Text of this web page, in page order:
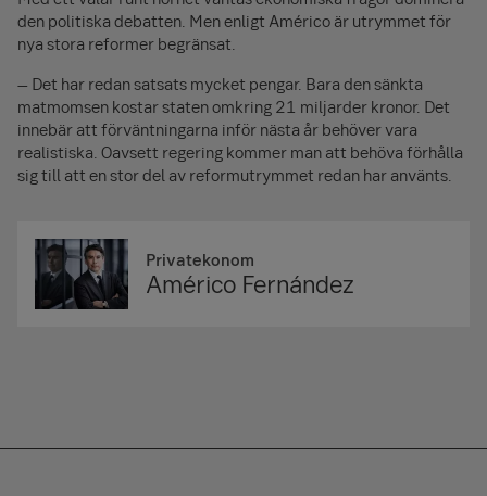
den politiska debatten. Men enligt Américo är utrymmet för
nya stora reformer begränsat.
– Det har redan satsats mycket pengar. Bara den sänkta
matmomsen kostar staten omkring 21 miljarder kronor. Det
innebär att förväntningarna inför nästa år behöver vara
realistiska. Oavsett regering kommer man att behöva förhålla
sig till att en stor del av reformutrymmet redan har använts.
Privatekonom
Américo Fernández